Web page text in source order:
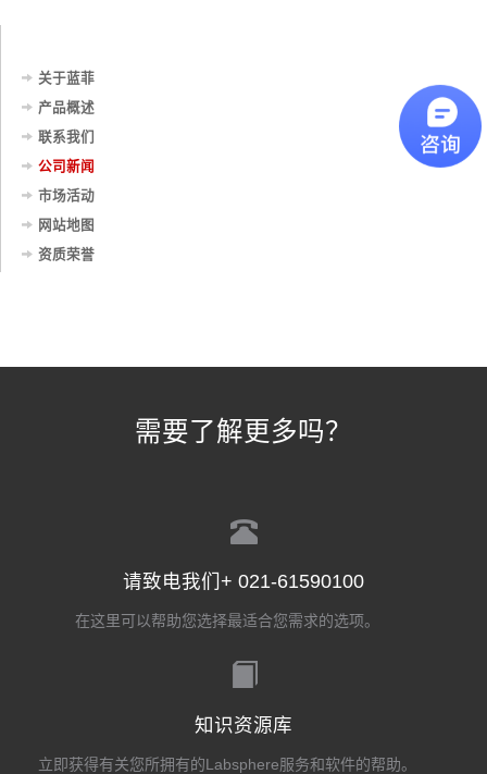
关于蓝菲
产品概述
联系我们
公司新闻
市场活动
网站地图
资质荣誉
需要了解更多吗？
请致电我们+ 021-61590100
在这里可以帮助您选择最适合您需求的选项。
知识资源库
立即获得有关您所拥有的Labsphere服务和软件的帮助。